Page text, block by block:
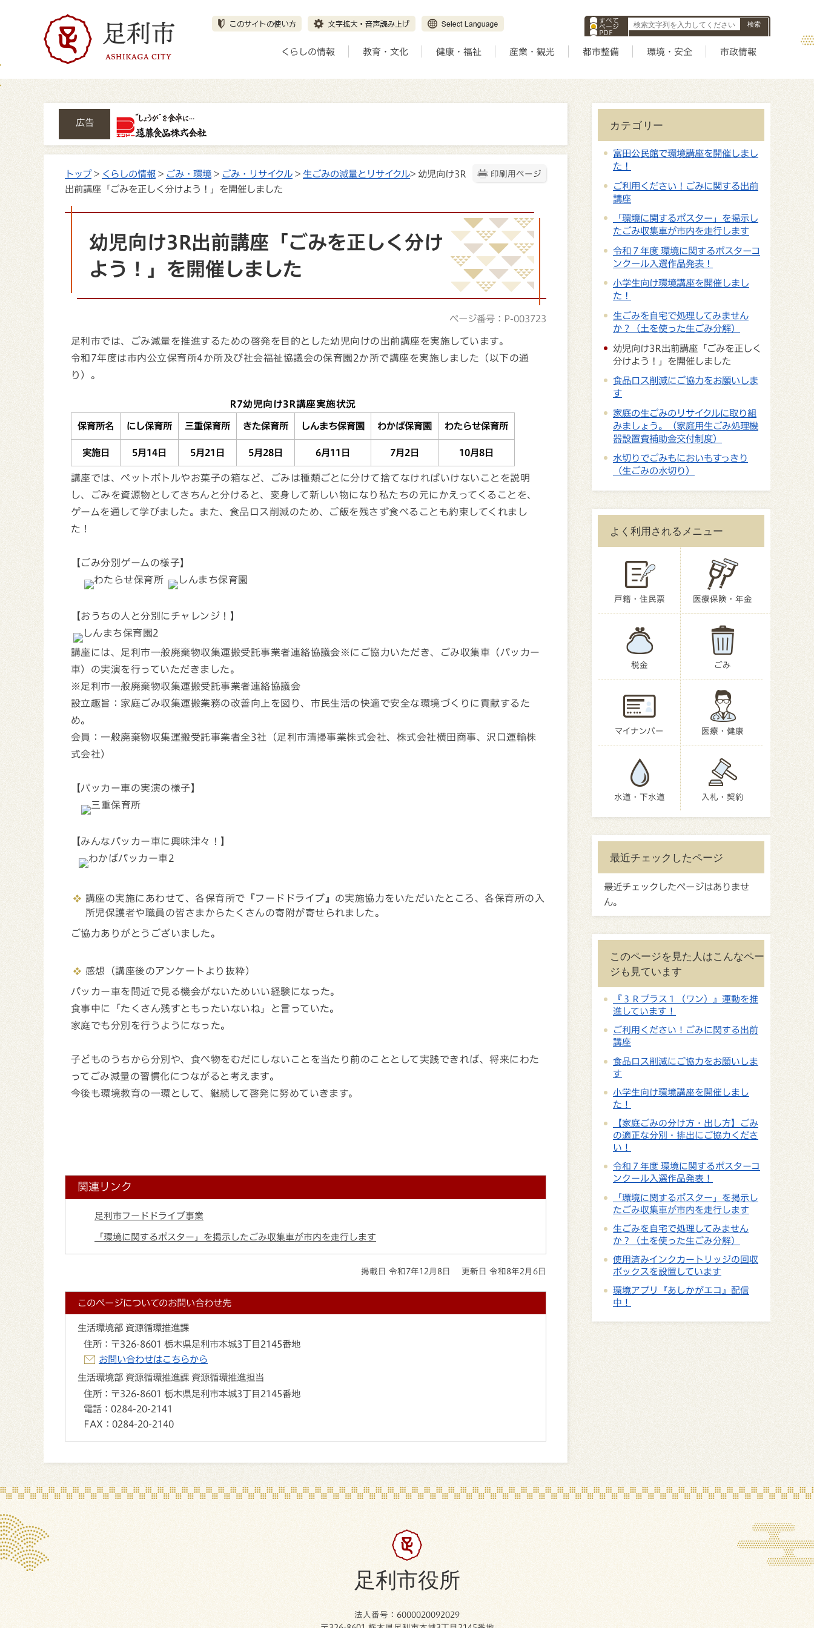
すべて
ページ
PDF
ID
くらしの情報 教育・文化 健康・福祉 産業・観光 都市整備 環境・安全 市政情報
広告
印刷用ページ
トップ> くらしの情報 > ごみ・環境 > ごみ・リサイクル > 生ごみの減量とリサイクル> 幼児向け3R
出前講座「ごみを正しく分けよう！」を開催しました
幼児向け3R出前講座「ごみを正しく分け
よう！」を開催しました
ページ番号：P-003723
足利市では、ごみ減量を推進するための啓発を目的とした幼児向けの出前講座を実施しています。
令和7年度は市内公立保育所4か所及び社会福祉協議会の保育園2か所で講座を実施しました（以下の通
り）。
R7幼児向け3R講座実施状況
保育所名 にし保育所 三重保育所 きた保育所 しんまち保育園 わかば保育園 わたらせ保育所
実施日 5月14日 5月21日 5月28日 6月11日 7月2日 10月8日
講座では、ペットボトルやお菓子の箱など、ごみは種類ごとに分けて捨てなければいけないことを説明
し、ごみを資源物としてきちんと分けると、変身して新しい物になり私たちの元にかえってくることを、
ゲームを通して学びました。また、食品ロス削減のため、ご飯を残さず食べることも約束してくれまし
た！
【ごみ分別ゲームの様子】
【おうちの人と分別にチャレンジ！】
講座には、足利市一般廃棄物収集運搬受託事業者連絡協議会※にご協力いただき、ごみ収集車（パッカー
車）の実演を行っていただきました。
※足利市一般廃棄物収集運搬受託事業者連絡協議会
設立趣旨：家庭ごみ収集運搬業務の改善向上を図り、市民生活の快適で安全な環境づくりに貢献するた
め。
会員：一般廃棄物収集運搬受託事業者全3社（足利市清掃事業株式会社、株式会社横田商事、沢口運輸株
式会社）
【パッカー車の実演の様子】
【みんなパッカー車に興味津々！】
講座の実施にあわせて、各保育所で『フードドライブ』の実施協力をいただいたところ、各保育所の入
所児保護者や職員の皆さまからたくさんの寄附が寄せられました。
ご協力ありがとうございました。
感想（講座後のアンケートより抜粋）
パッカー車を間近で見る機会がないためいい経験になった。
食事中に「たくさん残すともったいないね」と言っていた。
家庭でも分別を行うようになった。
子どものうちから分別や、食べ物をむだにしないことを当たり前のこととして実践できれば、将来にわた
ってごみ減量の習慣化につながると考えます。
今後も環境教育の一環として、継続して啓発に努めていきます。
関連リンク
足利市フードドライブ事業
「環境に関するポスター」を掲示したごみ収集車が市内を走行します
掲載日 令和7年12月8日 更新日 令和8年2月6日
このページについてのお問い合わせ先
生活環境部 資源循環推進課
住所： 〒326-8601 栃木県足利市本城3丁目2145番地
お問い合わせはこちらから
生活環境部 資源循環推進課 資源循環推進担当
住所： 〒326-8601 栃木県足利市本城3丁目2145番地
電話： 0284-20-2141
FAX： 0284-20-2140
カテゴリー
富田公民館で環境講座を開催しまし
た！
ご利用ください！ごみに関する出前
講座
「環境に関するポスター」を掲示し
たごみ収集車が市内を走行します
令和７年度 環境に関するポスターコ
ンクール入選作品発表！
小学生向け環境講座を開催しまし
た！
生ごみを自宅で処理してみません
か？（土を使った生ごみ分解）
幼児向け3R出前講座「ごみを正しく
分けよう！」を開催しました
食品ロス削減にご協力をお願いしま
す
家庭の生ごみのリサイクルに取り組
みましょう。（家庭用生ごみ処理機
器設置費補助金交付制度）
水切りでごみもにおいもすっきり
（生ごみの水切り）
よく利用されるメニュー
戸籍・住民票 医療保険・年金
税金 ごみ
マイナンバー 医療・健康
水道・下水道 入札・契約
最近チェックしたページ
最近チェックしたページはありませ
ん。
このページを見た人はこんなペー
ジも見ています
『３Ｒプラス１（ワン）』運動を推
進しています！
ご利用ください！ごみに関する出前
講座
食品ロス削減にご協力をお願いしま
す
小学生向け環境講座を開催しまし
た！
【家庭ごみの分け方・出し方】ごみ
の適正な分別・排出にご協力くださ
い！
令和７年度 環境に関するポスターコ
ンクール入選作品発表！
「環境に関するポスター」を掲示し
たごみ収集車が市内を走行します
生ごみを自宅で処理してみません
か？（土を使った生ごみ分解）
使用済みインクカートリッジの回収
ボックスを設置しています
環境アプリ『あしかがエコ』配信
中！
足利市役所
法人番号：6000020092029